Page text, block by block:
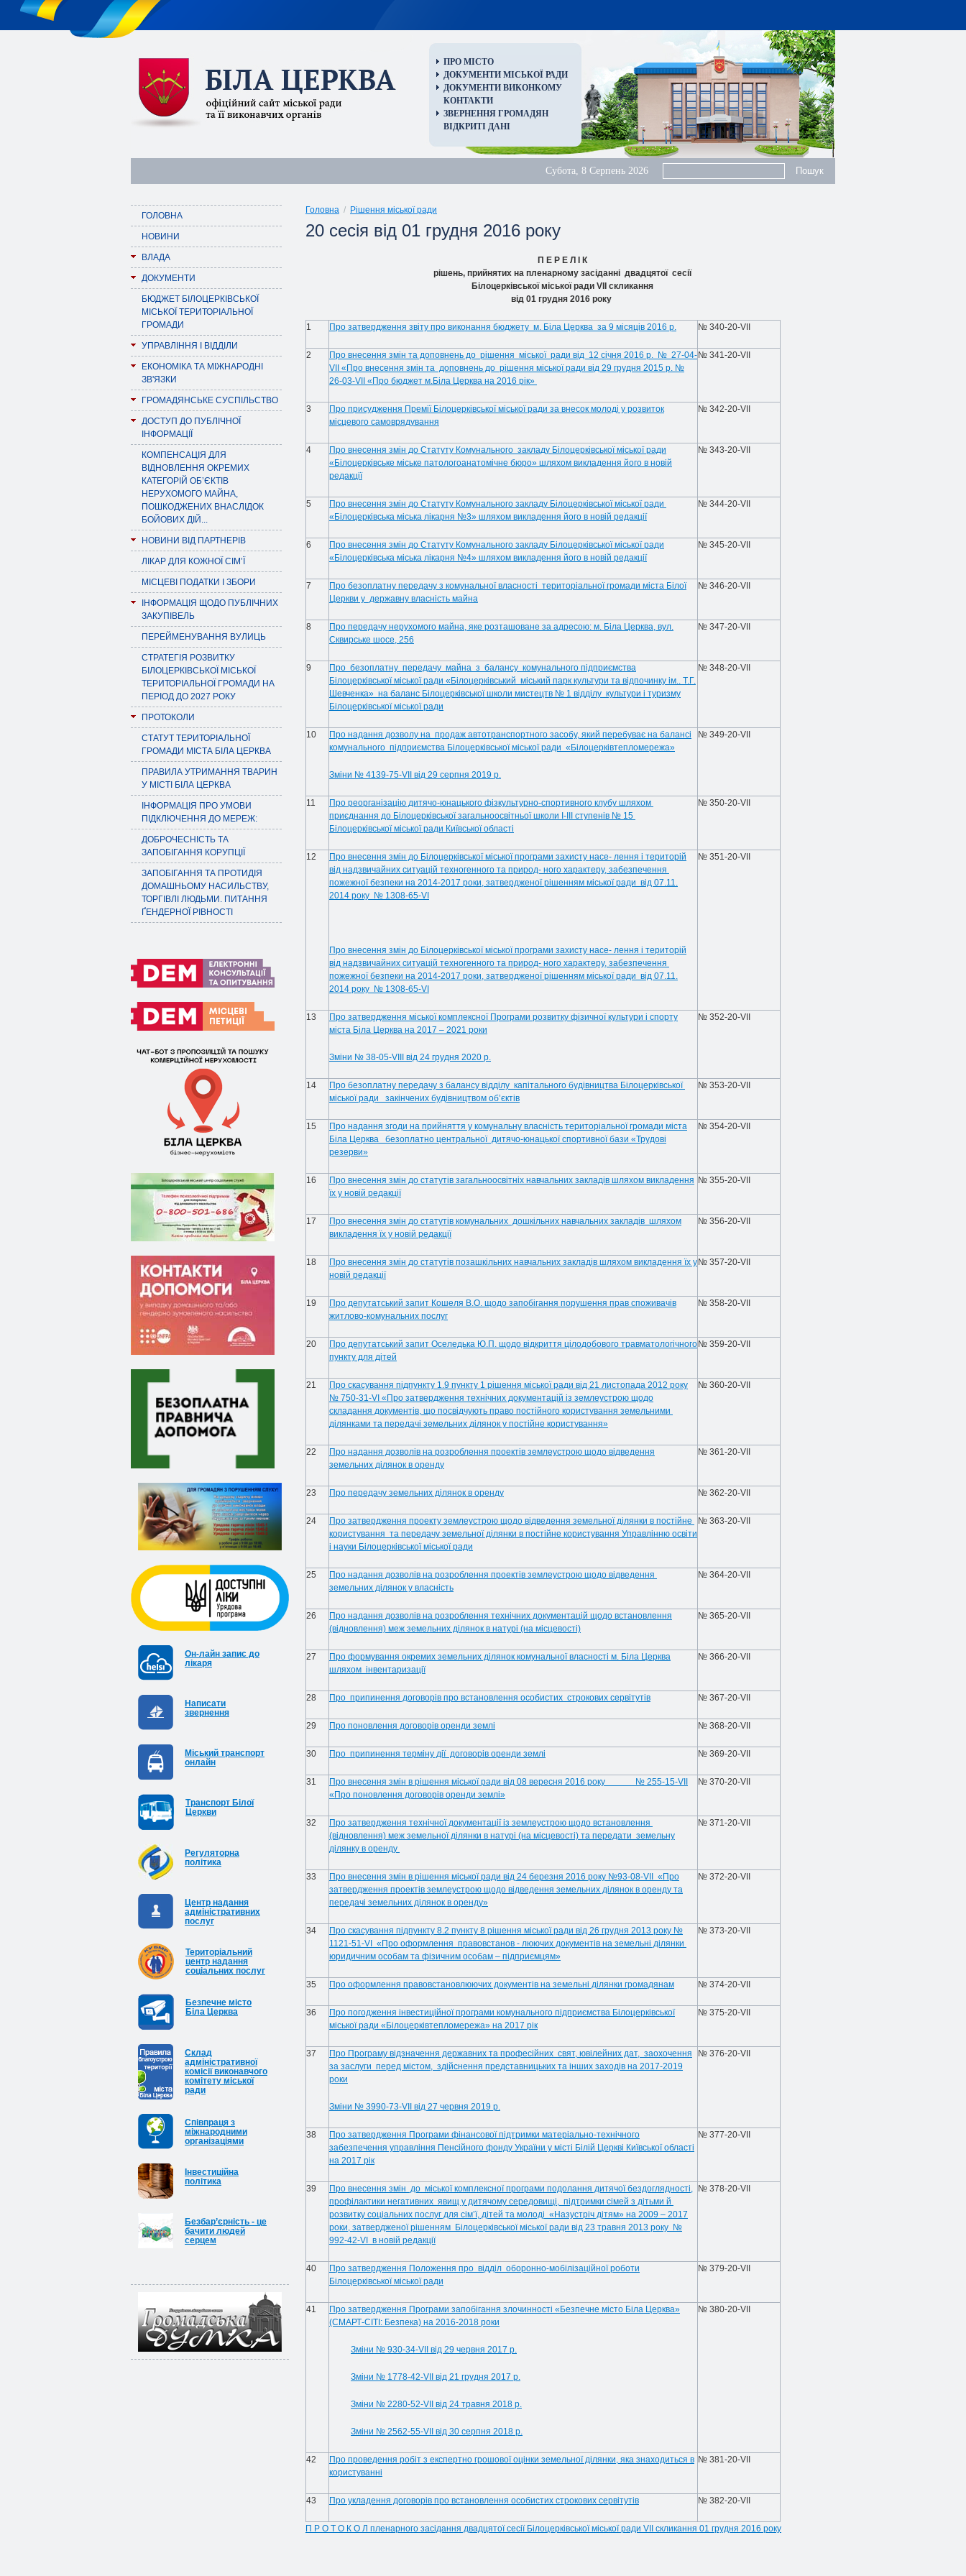
ПРО МІСТО
ДОКУМЕНТИ МІСЬКОЇ РАДИ
ДОКУМЕНТИ ВИКОНКОМУ
КОНТАКТИ
ЗВЕРНЕННЯ ГРОМАДЯН
ВІДКРИТІ ДАНІ
Субота, 8 Серпень 2026
ГОЛОВНА
НОВИНИ
ВЛАДА
ДОКУМЕНТИ
БЮДЖЕТ БІЛОЦЕРКІВСЬКОЇ
МІСЬКОЇ ТЕРИТОРІАЛЬНОЇ
ГРОМАДИ
УПРАВЛІННЯ І ВІДДІЛИ
ЕКОНОМІКА ТА МІЖНАРОДНІ
ЗВ'ЯЗКИ
ГРОМАДЯНСЬКЕ СУСПІЛЬСТВО
ДОСТУП ДО ПУБЛІЧНОЇ
ІНФОРМАЦІЇ
КОМПЕНСАЦІЯ ДЛЯ
ВІДНОВЛЕННЯ ОКРЕМИХ
КАТЕГОРІЙ ОБ’ЄКТІВ
НЕРУХОМОГО МАЙНА,
ПОШКОДЖЕНИХ ВНАСЛІДОК
БОЙОВИХ ДІЙ...
НОВИНИ ВІД ПАРТНЕРІВ
ЛІКАР ДЛЯ КОЖНОЇ СІМ’Ї
МІСЦЕВІ ПОДАТКИ І ЗБОРИ
ІНФОРМАЦІЯ ЩОДО ПУБЛІЧНИХ
ЗАКУПІВЕЛЬ
ПЕРЕЙМЕНУВАННЯ ВУЛИЦЬ
СТРАТЕГІЯ РОЗВИТКУ
БІЛОЦЕРКІВСЬКОЇ МІСЬКОЇ
ТЕРИТОРІАЛЬНОЇ ГРОМАДИ НА
ПЕРІОД ДО 2027 РОКУ
ПРОТОКОЛИ
СТАТУТ ТЕРИТОРІАЛЬНОЇ
ГРОМАДИ МІСТА БІЛА ЦЕРКВА
ПРАВИЛА УТРИМАННЯ ТВАРИН
У МІСТІ БІЛА ЦЕРКВА
ІНФОРМАЦІЯ ПРО УМОВИ
ПІДКЛЮЧЕННЯ ДО МЕРЕЖ:
ДОБРОЧЕСНІСТЬ ТА
ЗАПОБІГАННЯ КОРУПЦІЇ
ЗАПОБІГАННЯ ТА ПРОТИДІЯ
ДОМАШНЬОМУ НАСИЛЬСТВУ,
ТОРГІВЛІ ЛЮДЬМИ. ПИТАННЯ
ҐЕНДЕРНОЇ РІВНОСТІ
Он-лайн запис до
лікаря
Написати
звернення
Міський транспорт
онлайн
Транспорт Білої
Церкви
Регуляторна
політика
Центр надання
адміністративних
послуг
Територіальний
центр надання
соціальних послуг
Безпечне місто
Біла Церква
Cклад
адміністративної
комісії виконавчого
комітету міської
ради
Співпраця з
міжнародними
організаціями
Інвестиційна
політика
Безбар’єрність - це
бачити людей
серцем
Головна / Рішення міської ради
20 сесія від 01 грудня 2016 року
П Е Р Е Л І К
рішень, прийнятих на пленарному засіданні двадцятої сесії
Білоцерківської міської ради VIІ скликання
від 01 грудня 2016 року
1 Про затвердження звіту про виконання бюджету м. Біла Церква за 9 місяців 2016 р. № 340-20-VIІ
2
Про внесення змін та доповнень до рішення міської ради від 12 січня 2016 р. № 27-04-
VІІ «Про внесення змін та доповнень до рішення міської ради від 29 грудня 2015 р. №
26-03-VII «Про бюджет м.Біла Церква на 2016 рік»
№ 341-20-VIІ
3
Про присудження Премії Білоцерківської міської ради за внесок молоді у розвиток
місцевого самоврядування
№ 342-20-VIІ
4
Про внесення змін до Статуту Комунального закладу Білоцерківської міської ради
«Білоцерківське міське патологоанатомічне бюро» шляхом викладення його в новій
редакції
№ 343-20-VIІ
5
Про внесення змін до Статуту Комунального закладу Білоцерківської міської ради
«Білоцерківська міська лікарня №3» шляхом викладення його в новій редакції
№ 344-20-VIІ
6
Про внесення змін до Статуту Комунального закладу Білоцерківської міської ради
«Білоцерківська міська лікарня №4» шляхом викладення його в новій редакції
№ 345-20-VIІ
7
Про безоплатну передачу з комунальної власності територіальної громади міста Білої
Церкви у державну власність майна
№ 346-20-VIІ
8
Про передачу нерухомого майна, яке розташоване за адресою: м. Біла Церква, вул.
Сквирське шосе, 256
№ 347-20-VIІ
9
Про безоплатну передачу майна з балансу комунального підприємства
Білоцерківської міської ради «Білоцерківський міський парк культури та відпочинку ім.. Т.Г.
Шевченка» на баланс Білоцерківської школи мистецтв № 1 відділу культури і туризму
Білоцерківської міської ради
№ 348-20-VIІ
10
Про надання дозволу на продаж автотранспортного засобу, який перебуває на балансі
комунального підприємства Білоцерківської міської ради «Білоцерківтепломережа»
Зміни № 4139-75-VII від 29 серпня 2019 р.
№ 349-20-VIІ
11
Про реорганізацію дитячо-юнацького фізкультурно-спортивного клубу шляхом
приєднання до Білоцерківської загальноосвітньої школи І-ІІІ ступенів № 15
Білоцерківської міської ради Київської області
№ 350-20-VIІ
12
Про внесення змін до Білоцерківської міської програми захисту насе- лення і територій
від надзвичайних ситуацій техногенного та природ- ного характеру, забезпечення
пожежної безпеки на 2014-2017 роки, затвердженої рішенням міської ради від 07.11.
2014 року № 1308-65-VI
Про внесення змін до Білоцерківської міської програми захисту насе- лення і територій
від надзвичайних ситуацій техногенного та природ- ного характеру, забезпечення
пожежної безпеки на 2014-2017 роки, затвердженої рішенням міської ради від 07.11.
2014 року № 1308-65-VI
№ 351-20-VIІ
13
Про затвердження міської комплексної Програми розвитку фізичної культури і спорту
міста Біла Церква на 2017 – 2021 роки
Зміни № 38-05-VIIІ від 24 грудня 2020 р.
№ 352-20-VIІ
14
Про безоплатну передачу з балансу відділу капітального будівництва Білоцерківської
міської ради закінчених будівництвом об’єктів
№ 353-20-VIІ
15
Про надання згоди на прийняття у комунальну власність територіальної громади міста
Біла Церква безоплатно центральної дитячо-юнацької спортивної бази «Трудові
резерви»
№ 354-20-VIІ
16
Про внесення змін до статутів загальноосвітніх навчальних закладів шляхом викладення
їх у новій редакції
№ 355-20-VIІ
17
Про внесення змін до статутів комунальних дошкільних навчальних закладів шляхом
викладення їх у новій редакції
№ 356-20-VIІ
18
Про внесення змін до статутів позашкільних навчальних закладів шляхом викладення їх у
новій редакції
№ 357-20-VIІ
19
Про депутатський запит Кошеля В.О. щодо запобігання порушення прав споживачів
житлово-комунальних послуг
№ 358-20-VIІ
20
Про депутатський запит Оселедька Ю.П. щодо відкриття цілодобового травматологічного
пункту для дітей
№ 359-20-VIІ
21
Про скасування підпункту 1.9 пункту 1 рішення міської ради від 21 листопада 2012 року
№ 750-31-VI «Про затвердження технічних документацій із землеустрою щодо
складання документів, що посвідчують право постійного користування земельними
ділянками та передачі земельних ділянок у постійне користування»
№ 360-20-VIІ
22
Про надання дозволів на розроблення проектів землеустрою щодо відведення
земельних ділянок в оренду
№ 361-20-VIІ
23 Про передачу земельних ділянок в оренду № 362-20-VIІ
24
Про затвердження проекту землеустрою щодо відведення земельної ділянки в постійне
користування та передачу земельної ділянки в постійне користування Управлінню освіти
і науки Білоцерківської міської ради
№ 363-20-VIІ
25
Про надання дозволів на розроблення проектів землеустрою щодо відведення
земельних ділянок у власність
№ 364-20-VIІ
26
Про надання дозволів на розроблення технічних документацій щодо встановлення
(відновлення) меж земельних ділянок в натурі (на місцевості)
№ 365-20-VIІ
27
Про формування окремих земельних ділянок комунальної власності м. Біла Церква
шляхом інвентаризації
№ 366-20-VIІ
28 Про припинення договорів про встановлення особистих строкових сервітутів № 367-20-VIІ
29 Про поновлення договорів оренди землі № 368-20-VIІ
30 Про припинення терміну дії договорів оренди землі № 369-20-VIІ
31
Про внесення змін в рішення міської ради від 08 вересня 2016 року № 255-15-VII
«Про поновлення договорів оренди землі»
№ 370-20-VIІ
32
Про затвердження технічної документації із землеустрою щодо встановлення
(відновлення) меж земельної ділянки в натурі (на місцевості) та передати земельну
ділянку в оренду
№ 371-20-VIІ
33
Про внесення змін в рішення міської ради від 24 березня 2016 року №93-08-VII «Про
затвердження проектів землеустрою щодо відведення земельних ділянок в оренду та
передачі земельних ділянок в оренду»
№ 372-20-VIІ
34
Про скасування підпункту 8.2 пункту 8 рішення міської ради від 26 грудня 2013 року №
1121-51-VI «Про оформлення правовстанов - люючих документів на земельні ділянки
юридичним особам та фізичним особам – підприємцям»
№ 373-20-VIІ
35 Про оформлення правовстановлюючих документів на земельні ділянки громадянам № 374-20-VIІ
36
Про погодження інвестиційної програми комунального підприємства Білоцерківської
міської ради «Білоцерківтепломережа» на 2017 рік
№ 375-20-VIІ
37
Про Програму відзначення державних та професійних свят, ювілейних дат, заохочення
за заслуги перед містом, здійснення представницьких та інших заходів на 2017-2019
роки
Зміни № 3990-73-VII від 27 червня 2019 р.
№ 376-20-VIІ
38
Про затвердження Програми фінансової підтримки матеріально-технічного
забезпечення управління Пенсійного фонду України у місті Білій Церкві Київської області
на 2017 рік
№ 377-20-VIІ
39
Про внесення змін до міської комплексної програми подолання дитячої бездоглядності,
профілактики негативних явищ у дитячому середовищі, підтримки сімей з дітьми й
розвитку соціальних послуг для сім’ї, дітей та молоді «Назустріч дітям» на 2009 – 2017
роки, затвердженої рішенням Білоцерківської міської ради від 23 травня 2013 року №
992-42-VI в новій редакції
№ 378-20-VIІ
40
Про затвердження Положення про відділ оборонно-мобілізаційної роботи
Білоцерківської міської ради
№ 379-20-VIІ
41
Про затвердження Програми запобігання злочинності «Безпечне місто Біла Церква»
(СМАРТ-СІТІ: Безпека) на 2016-2018 роки
Зміни № 930-34-VIІ від 29 червня 2017 р.
Зміни № 1778-42-VIІ від 21 грудня 2017 р.
Зміни № 2280-52-VIІ від 24 травня 2018 р.
Зміни № 2562-55-VII від 30 серпня 2018 р.
№ 380-20-VIІ
42
Про проведення робіт з експертно грошової оцінки земельної ділянки, яка знаходиться в
користуванні
№ 381-20-VIІ
43 Про укладення договорів про встановлення особистих строкових сервітутів № 382-20-VIІ
П Р О Т О К О Л пленарного засідання двадцятої сесії Білоцерківської міської ради VII скликання 01 грудня 2016 року